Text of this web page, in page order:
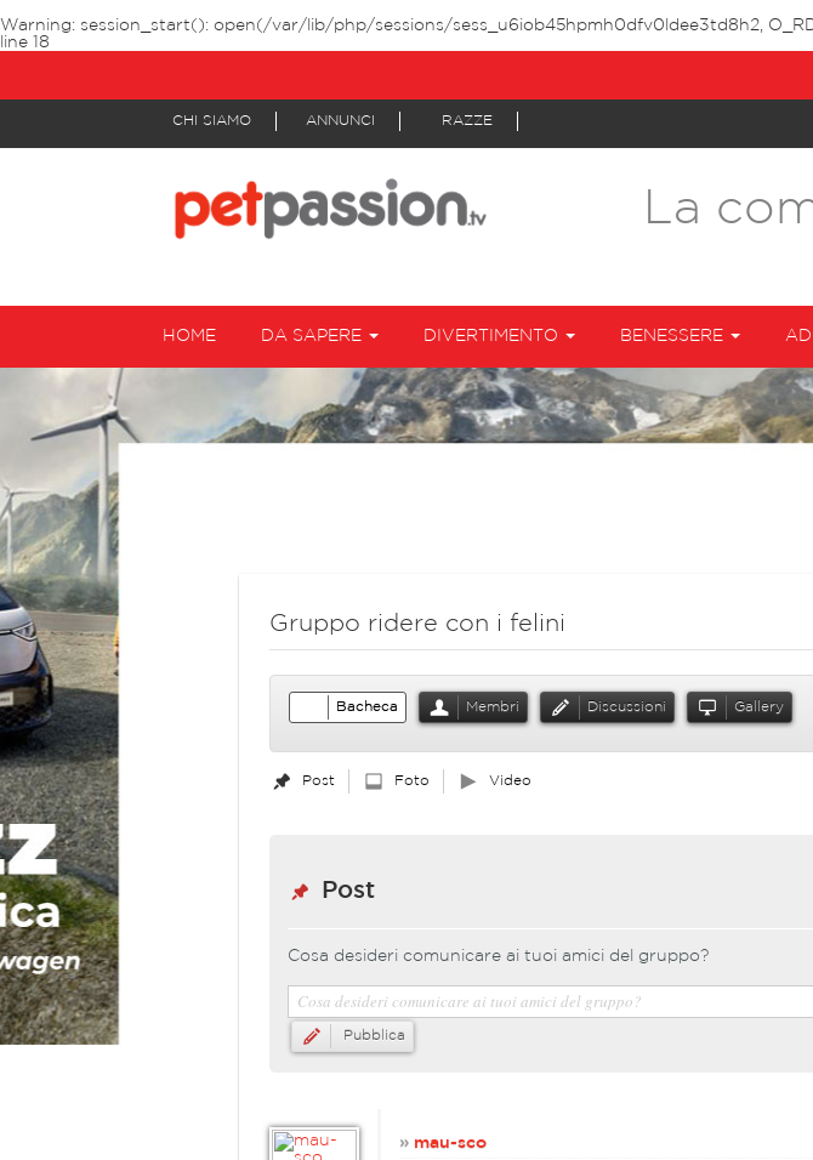
Warning: session_start(): open(/var/lib/php/sessions/sess_u6iob45hpmh0dfv0ldee3td8h2,
line 18
CHI SIAMO ANNUNCI RAZZE
La
HOME DA SAPERE DIVERTIMENTO BENESSERE
Gruppo ridere con i felini
Bacheca Membri Discussioni Gallery
Post Foto Video
Post
Cosa desideri comunicare ai tuoi amici del gruppo?
Pubblica
» mau-sco